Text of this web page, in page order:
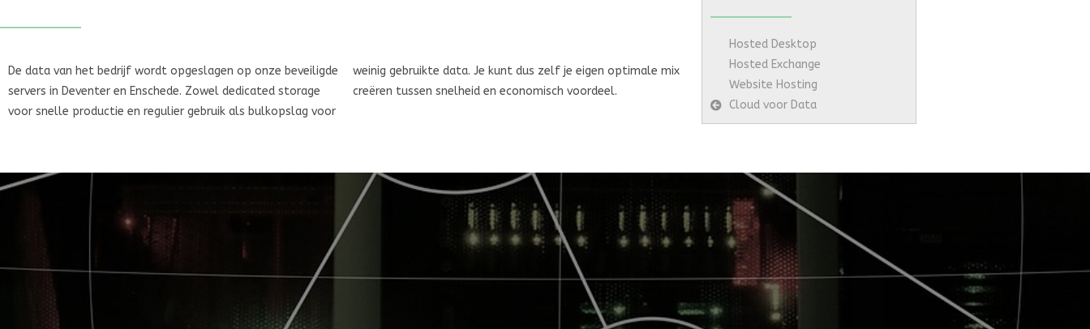
De data van het bedrijf wordt opgeslagen op onze beveiligde
servers in Deventer en Enschede. Zowel dedicated storage
voor snelle productie en regulier gebruik als bulkopslag voor
weinig gebruikte data. Je kunt dus zelf je eigen optimale mix
creëren tussen snelheid en economisch voordeel.
Hosted Desktop
Hosted Exchange
Website Hosting
Cloud voor Data